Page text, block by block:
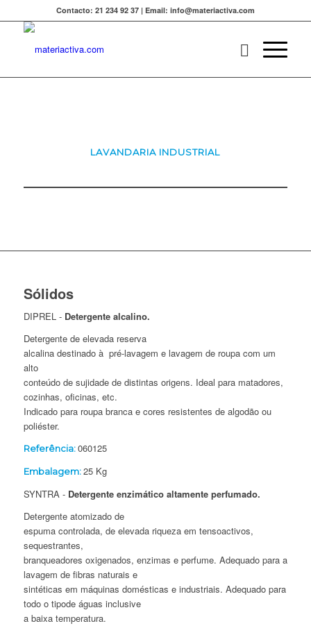
Contacto: 21 234 92 37 | Email: info@materiactiva.com
LAVANDARIA INDUSTRIAL
Sólidos
DIPREL - Detergente alcalino.
Detergente de elevada reserva
alcalina destinado à pré-lavagem e lavagem de roupa com um
alto
conteúdo de sujidade de distintas origens. Ideal para matadores,
cozinhas, oficinas, etc.
Indicado para roupa branca e cores resistentes de algodão ou
poliéster.
Referência:060125
Embalagem:25 Kg
SYNTRA - Detergente enzimático altamente perfumado.
Detergente atomizado de
espuma controlada, de elevada riqueza em tensoactivos,
sequestrantes,
branqueadores oxigenados, enzimas e perfume. Adequado para a
lavagem de fibras naturais e
sintéticas em máquinas domésticas e industriais. Adequado para
todo o tipode águas inclusive
a baixa temperatura.